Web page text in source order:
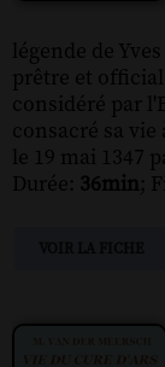
légende de
prêtre et official
considéré par
consacré sa
le 19 mai 1347
Durée: 36min;